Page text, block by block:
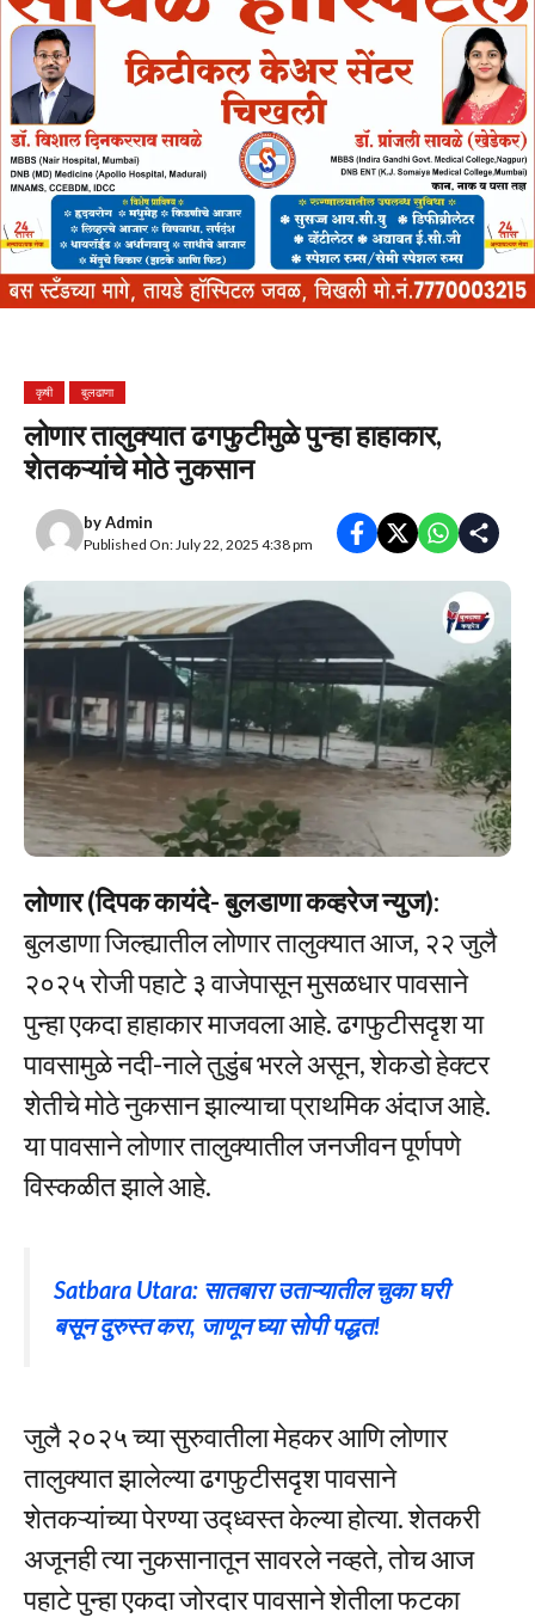
कृषी बुलढाणा
लोणार तालुक्यात ढगफुटीमुळे पुन्हा हाहाकार,
शेतकऱ्यांचे मोठे नुकसान
byAdmin
Published On: July 22, 2025 4:38 pm
लोणार (दिपक कायंदे- बुलडाणा कव्हरेज न्युज):
बुलडाणा जिल्ह्यातील लोणार तालुक्यात आज, २२ जुलै
२०२५ रोजी पहाटे ३ वाजेपासून मुसळधार पावसाने
पुन्हा एकदा हाहाकार माजवला आहे. ढगफुटीसदृश या
पावसामुळे नदी-नाले तुडुंब भरले असून, शेकडो हेक्टर
शेतीचे मोठे नुकसान झाल्याचा प्राथमिक अंदाज आहे.
या पावसाने लोणार तालुक्यातील जनजीवन पूर्णपणे
विस्कळीत झाले आहे.
Satbara Utara: सातबारा उताऱ्यातील चुका घरी
बसून दुरुस्त करा, जाणून घ्या सोपी पद्धत!
जुलै २०२५ च्या सुरुवातीला मेहकर आणि लोणार
तालुक्यात झालेल्या ढगफुटीसदृश पावसाने
शेतकऱ्यांच्या पेरण्या उद्ध्वस्त केल्या होत्या. शेतकरी
अजूनही त्या नुकसानातून सावरले नव्हते, तोच आज
पहाटे पुन्हा एकदा जोरदार पावसाने शेतीला फटका